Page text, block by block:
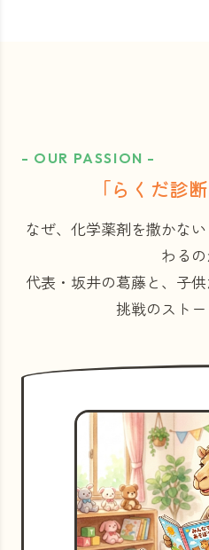
- OUR PASSION -
「らくだ診
なぜ、化学薬剤を撒かな
わるの
代表・坂井の葛藤と、子
挑戦のストー